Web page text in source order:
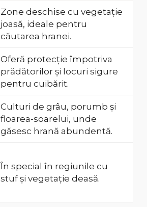
Zone deschise cu vegetație
joasă, ideale pentru
căutarea hranei.
Oferă protecție împotriva
prădătorilor și locuri sigure
pentru cuibărit.
Culturi de grâu, porumb și
floarea-soarelui, unde
găsesc hrană abundentă.
În special în regiunile cu
stuf și vegetație deasă.